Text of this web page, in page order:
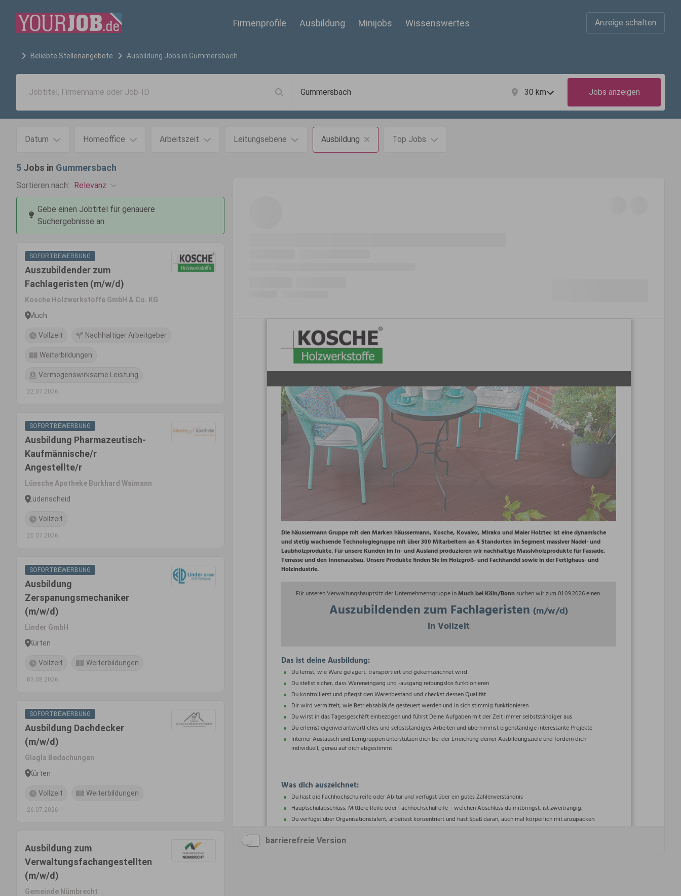
Firmenprofile Ausbildung Minijobs Wissenswertes Anzeige schalten
Beliebte Stellenangebote Ausbildung Jobs in Gummersbach
30 km Jobs anzeigen
Datum Homeoffice Arbeitszeit Leitungsebene Ausbildung Top Jobs
5 Jobs in Gummersbach
Sortieren nach: Relevanz
Gebe einen Jobtitel für genauere
Suchergebnisse an.
SOFORTBEWERBUNG
Auszubildender zum
Fachlageristen (m/w/d)
Kosche Holzwerkstoffe GmbH & Co. KG
Much
Vollzeit Nachhaltiger Arbeitgeber
Weiterbildungen
Vermögenswirksame Leistung
22.07.2026
SOFORTBEWERBUNG
Ausbildung Pharmazeutisch-
Kaufmännische/r
Angestellte/r
Lünsche Apotheke Burkhard Waimann
Lüdenscheid
Vollzeit
20.07.2026
SOFORTBEWERBUNG
Ausbildung
Zerspanungsmechaniker
(m/w/d)
Linder GmbH
Kürten
Vollzeit Weiterbildungen
03.08.2026
SOFORTBEWERBUNG
Ausbildung Dachdecker
(m/w/d)
Glagla Bedachungen
Kürten
Vollzeit Weiterbildungen
26.07.2026
Ausbildung zum
Verwaltungsfachangestellten
(m/w/d)
Gemeinde Nümbrecht
barrierefreie Version